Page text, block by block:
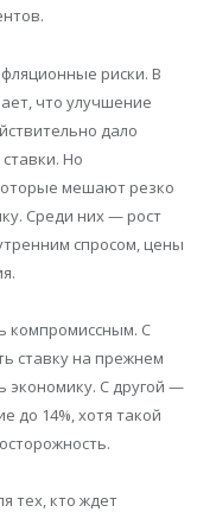
риски. В
что улучшение
дало
Но
мешают резко
Среди них — рост
спросом, цены
компромиссным. С
ставку на прежнем
экономику. С другой —
до 14%, хотя такой
тех, кто ждет